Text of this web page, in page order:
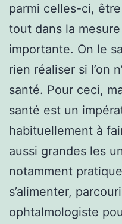
parmi celles-ci,
tout dans la
importante. On le
rien réaliser si l’on
santé. Pour ceci,
santé est un
habituellement à
aussi grandes les
notamment
s’alimenter,
ophtalmologiste